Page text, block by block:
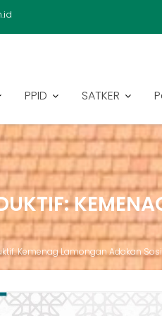
PPID SATKER
Kemenag Lamongan Adakan